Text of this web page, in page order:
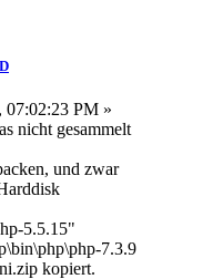
07:02:23 PM »
nicht gesammelt
und zwar
5.5.15"
7.3.9
kopiert.